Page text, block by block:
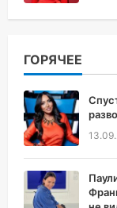
ГОРЯЧЕЕ